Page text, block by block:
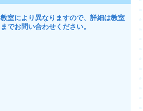
教室により異なりますので、詳細は教室
までお問い合わせください。